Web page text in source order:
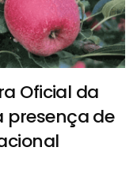
Oficial da
presença de